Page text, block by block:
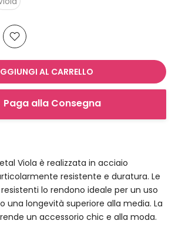
AL CARRELLO
Paga alla Consegna
Viola è realizzata in acciaio
resistente e duratura. Le
lo rendono ideale per un uso
una longevità superiore alla media. La
un accessorio chic e alla moda.